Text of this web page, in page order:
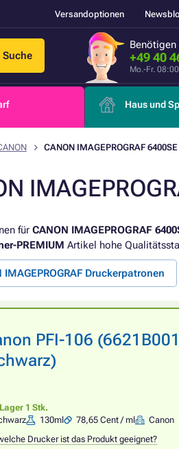
Versandoptionen
Suche +49 40
Mo.-Fr.
Haus und
CANON IMAGEPROGRAF 6400SE
für CANON IMAGEPROGRAF
PREMIUM Artikel hohe
IMAGEPROGRAF Druckerpatronen
PFI-106
1 Stk.
130ml 78,65 Cent / ml
Canon
Drucker ist das Produkt geeignet?